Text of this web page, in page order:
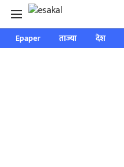
Epaper ताज्या देश